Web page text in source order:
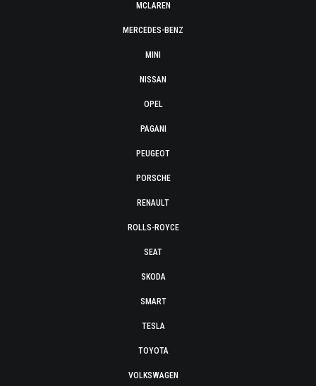
MCLAREN
MERCEDES-BENZ
MINI
NISSAN
OPEL
PAGANI
PEUGEOT
PORSCHE
RENAULT
ROLLS-ROYCE
SEAT
SKODA
SMART
TESLA
TOYOTA
VOLKSWAGEN